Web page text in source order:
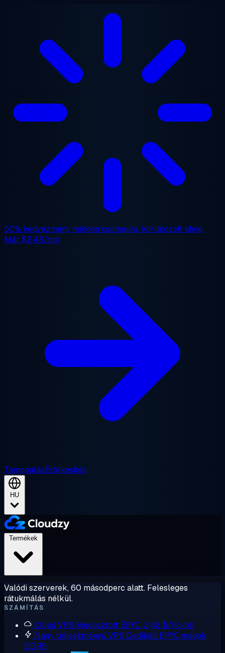
50% kedvezmény minden csomagra, korlátozott ideig.
Már $2.48/mo
TámogatásÉrtékesítés
HU
Valódi szerverek, 60 másodperc alatt. Felesleges
rátukmálás nélkül.
SZÁMÍTÁS
Cloud VPS Megosztott EPYC, 2,48 $/hó-tól
Nagy teljesítményű VPS Dedikált EPYC magok,
DDR5